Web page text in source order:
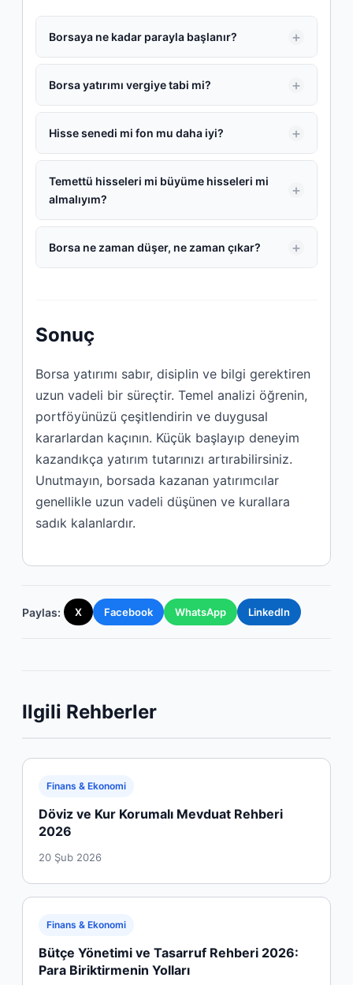
Borsaya ne kadar parayla başlanır?
Borsa yatırımı vergiye tabi mi?
Hisse senedi mi fon mu daha iyi?
Temettü hisseleri mi büyüme hisseleri mi
almalıyım?
Borsa ne zaman düşer, ne zaman çıkar?
Sonuç
Borsa yatırımı sabır, disiplin ve bilgi gerektiren
uzun vadeli bir süreçtir. Temel analizi öğrenin,
portföyünüzü çeşitlendirin ve duygusal
kararlardan kaçının. Küçük başlayıp deneyim
kazandıkça yatırım tutarınızı artırabilirsiniz.
Unutmayın, borsada kazanan yatırımcılar
genellikle uzun vadeli düşünen ve kurallara
sadık kalanlardır.
Paylas: X Facebook WhatsApp LinkedIn
Ilgili Rehberler
Finans & Ekonomi
Döviz ve Kur Korumalı Mevduat Rehberi
2026
20 Şub 2026
Finans & Ekonomi
Bütçe Yönetimi ve Tasarruf Rehberi 2026:
Para Biriktirmenin Yolları